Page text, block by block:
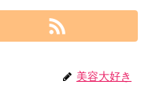
美容大好き